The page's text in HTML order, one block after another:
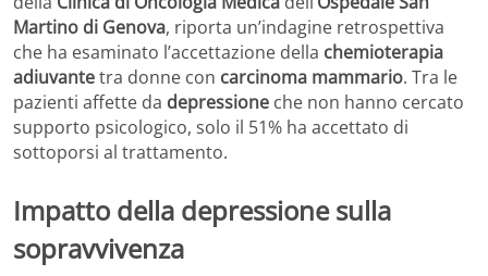
Martino di Genova, riporta un’indagine retrospettiva
che ha esaminato l’accettazione della chemioterapia
adiuvantetra donne con carcinoma mammario. Tra le
pazienti affette da depressione che non hanno cercato
supporto psicologico, solo il 51% ha accettato di
sottoporsi al trattamento.
Impatto della depressione sulla
sopravvivenza